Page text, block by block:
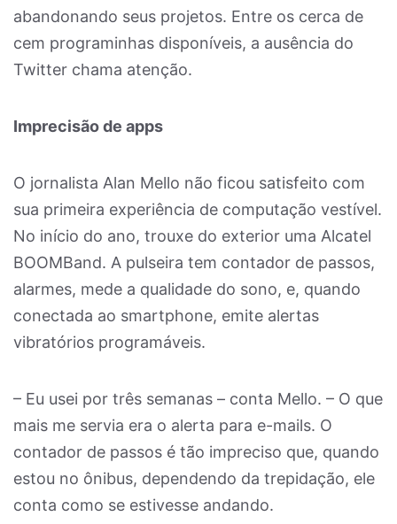
abandonando seus projetos. Entre os cerca de
cem programinhas disponíveis, a ausência do
Twitter chama atenção.
Imprecisão de apps
O jornalista Alan Mello não ficou satisfeito com
sua primeira experiência de computação vestível.
No início do ano, trouxe do exterior uma Alcatel
BOOMBand. A pulseira tem contador de passos,
alarmes, mede a qualidade do sono, e, quando
conectada ao smartphone, emite alertas
vibratórios programáveis.
– Eu usei por três semanas – conta Mello. – O que
mais me servia era o alerta para e-mails. O
contador de passos é tão impreciso que, quando
estou no ônibus, dependendo da trepidação, ele
conta como se estivesse andando.